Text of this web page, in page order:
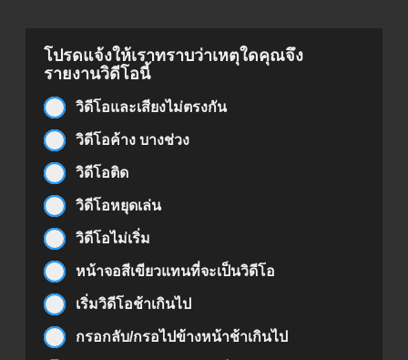
โปรดแจ้งให้เราทราบว่าเหตุใดคุณจึง
รายงานวิดีโอนี้
วิดีโอและเสียงไม่ตรงกัน
วิดีโอค้าง บางช่วง
วิดีโอติด
วิดีโอหยุดเล่น
วิดีโอไม่เริ่ม
หน้าจอสีเขียวแทนที่จะเป็นวิดีโอ
เริ่มวิดีโอช้าเกินไป
กรอกลับ/กรอไปข้างหน้าช้าเกินไป